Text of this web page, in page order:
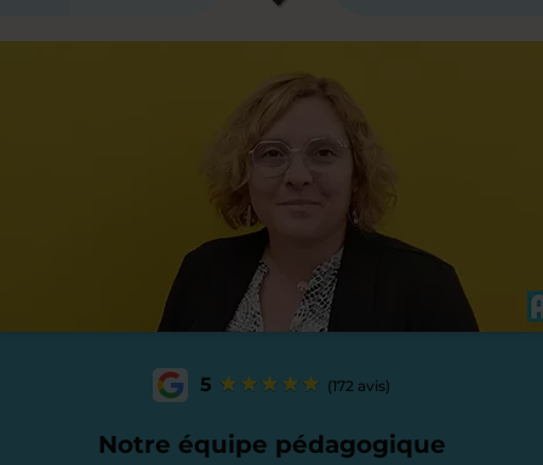
5 (172 avis)
Notre équipe pédagogique